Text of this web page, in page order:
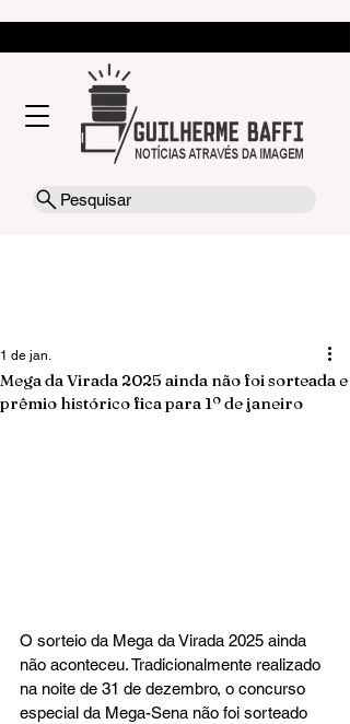
Pesquisar
Mega da Virada 2025 ainda não foi sorteada e
prêmio histórico fica para 1º de janeiro
1 de jan.
O sorteio da Mega da Virada 2025 ainda
não aconteceu. Tradicionalmente realizado
na noite de 31 de dezembro, o concurso
especial da Mega-Sena não foi sorteado